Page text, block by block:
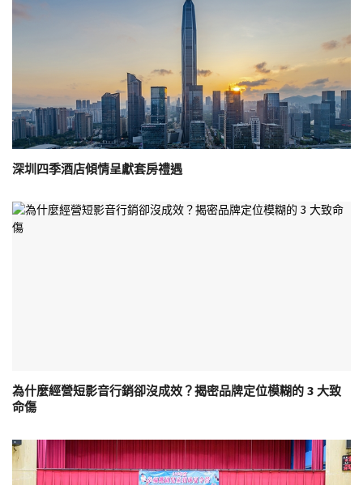
深圳四季酒店傾情呈獻套房禮遇
為什麼經營短影音行銷卻沒成效？揭密品牌定位模糊的 3 大致
命傷